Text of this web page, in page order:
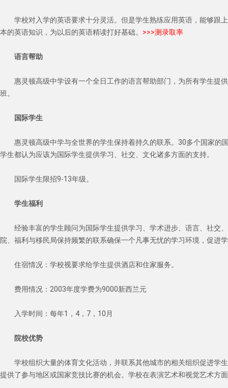
学校对入学的英语要求十分灵活。但是学生熟练应用英语，能够跟
本的英语知识，为以后的英语精读打好基础。 >>>测录取率
语言帮助
惠灵顿高级中学设有一个全日工作的语言帮助部门，为所有学生提
班。
国际学生
惠灵顿高级中学与全世界的学生保持着持久的联系。30多个国家的
学生都认为应该为国际学生提供学习、社交、文化诸多方面的支持
国际学生限招9-13年级。
学生福利
经验丰富的学生顾问为国际学生提供学习、学术进步、语言、社交
院、福利与移民局保持频繁的联系确保一个凡事无忧的学习环境，
住宿情况：学校视要求给学生提供酒店和住家服务。
费用情况：2003年度学费为9000新西兰元
入学时间：每年1，4，7，10月
院校优势
学校组织大量的体育文化活动，并联系其他城市的相关组织促进学
提供了参与地区或国家竞技比赛的机会。学校在表演艺术和视觉艺术方